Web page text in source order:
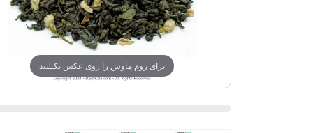
برای زوم ماوس را روی عکس بکشید